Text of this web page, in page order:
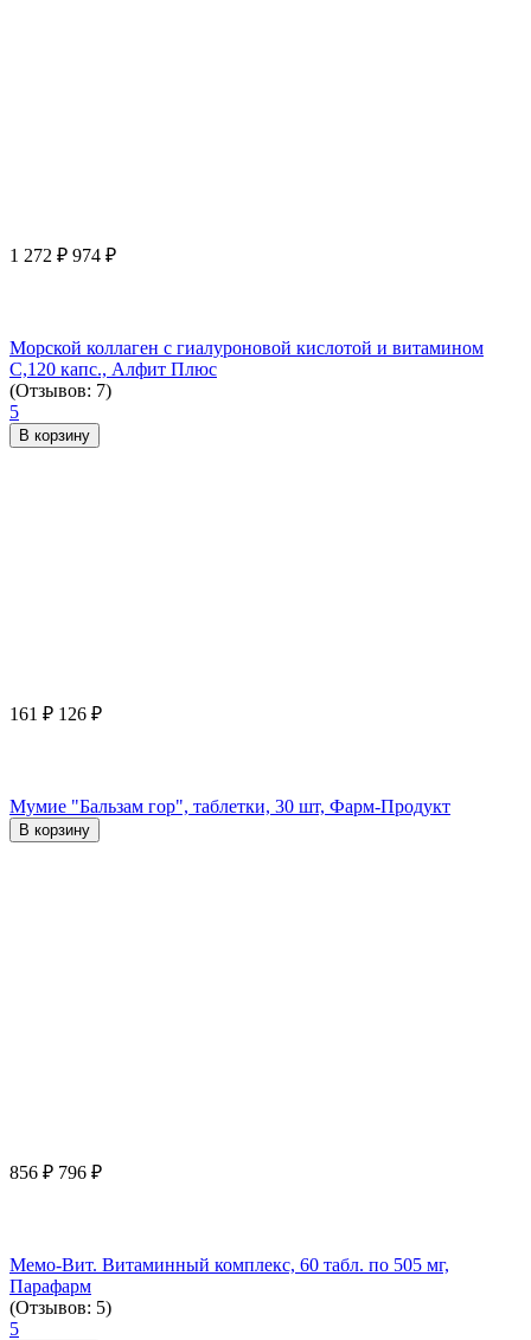
1 272 ₽ 974 ₽
Морской коллаген с гиалуроновой кислотой и витамином
С,120 капс., Алфит Плюс
(Отзывов: 7)
5
В корзину
161 ₽ 126 ₽
Мумие "Бальзам гор", таблетки, 30 шт, Фарм-Продукт
В корзину
856 ₽ 796 ₽
Мемо-Вит. Витаминный комплекс, 60 табл. по 505 мг,
Парафарм
(Отзывов: 5)
5